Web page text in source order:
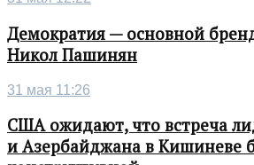
Демократия — основной
Никол Пашинян
31 мая 11:26
США ожидают, что встреча
и Азербайджана в Кишиневе